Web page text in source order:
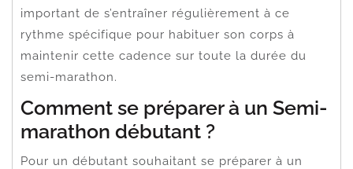
important de s’entraîner régulièrement à ce
rythme spécifique pour habituer son corps à
maintenir cette cadence sur toute la durée du
semi-marathon.
Comment se préparer à un Semi-
marathon débutant ?
Pour un débutant souhaitant se préparer à un